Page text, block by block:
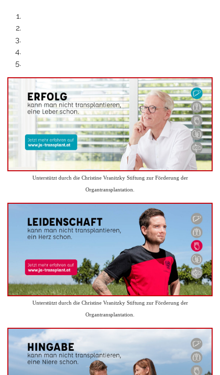
Unterstützt durch die Christine Vranitzky Stiftung zur Förderung der
Organtransplantation.
Unterstützt durch die Christine Vranitzky Stiftung zur Förderung der
Organtransplantation.